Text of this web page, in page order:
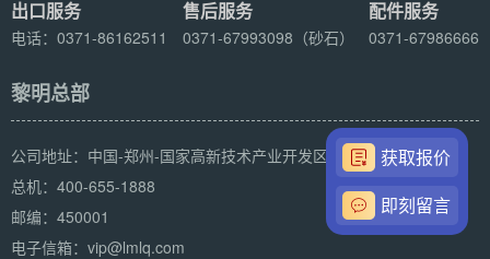
出口服务
电话：0371-86162511
售后服务
0371-67993098（砂石）
配件服务
0371-67986666
黎明总部
公司地址：中国-郑州-国家高新技术产业开发区科学大道169号
总机：400-655-1888
邮编：450001
电子信箱：vip@lmlq.com
获取报价
即刻留言